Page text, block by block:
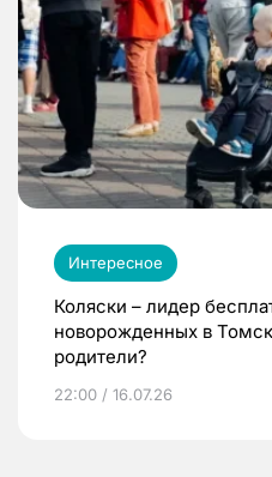
Интересное
Коляски – лидер
новорожденных в
родители?
22:00 / 16.07.26